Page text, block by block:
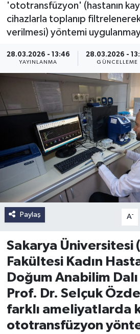
'ototransfüzyon' (hastanın
cihazlarla toplanıp
verilmesi) yöntemi
28.03.2026 - 13:46
YAYINLANMA
28.03.2026 -
GÜNCELLEME
Paylaş A-
Sakarya Üniversitesi
Fakültesi Kadın
Doğum Anabilim Dalı
Prof. Dr. Selçuk
farklı ameliyatlarda
ototransfüzyon